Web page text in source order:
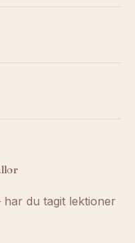
du tagit lektioner